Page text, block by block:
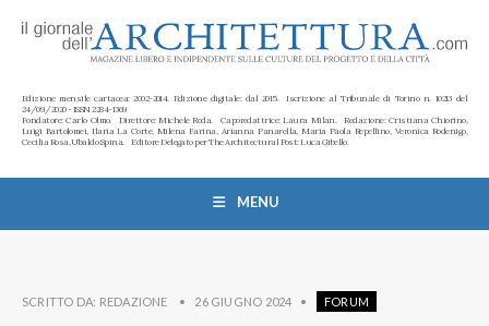
Edizione mensile cartacea: 2002-2014. Edizione digitale: dal 2015. Iscrizione al Tribunale di Torino n. 10213 del
24/09/2020 - ISSN 2284-1369
Fondatore: Carlo Olmo. Direttore: Michele Roda. Caporedattrice: Laura Milan. Redazione: Cristiana Chiorino,
Luigi Bartolomei, Ilaria La Corte, Milena Farina, Arianna Panarella, Maria Paola Repellino, Veronica Rodenigo,
Cecilia Rosa, Ubaldo Spina. Editore Delegato per The Architectural Post: Luca Gibello.
MENU
SCRITTO DA: REDAZIONE • 26 GIUGNO 2024 • FORUM